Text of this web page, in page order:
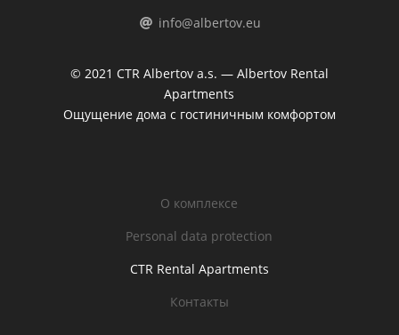
info@albertov.eu
© 2021 CTR Albertov a.s. — Albertov Rental
Apartments
Ощущение дома с гостиничным комфортом
O комплексе
Personal data protection
CTR Rental Apartments
Контакты